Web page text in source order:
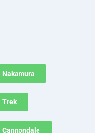
Nakamura
Trek
Cannondale